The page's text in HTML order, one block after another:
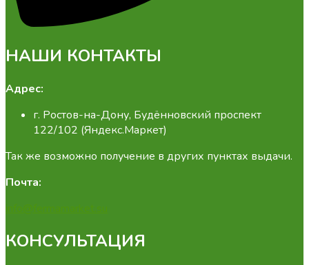
НАШИ КОНТАКТЫ
Адрес:
г. Ростов-на-Дону, Будённовский проспект
122/102 (Яндекс.Маркет)
Так же возможно получение в других пунктах выдачи.
Почта:
info@fermamarket.su
КОНСУЛЬТАЦИЯ